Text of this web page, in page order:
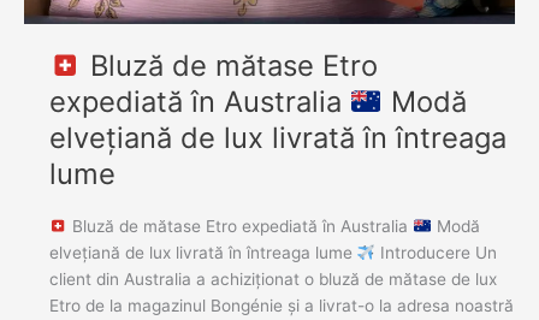
Bluză de mătase Etro
expediată în Australia
Modă
elvețiană de lux livrată în întreaga
lume
Bluză de mătase Etro expediată în Australia
Modă
elvețiană de lux livrată în întreaga lume
Introducere Un
client din Australia a achiziționat o bluză de mătase de lux
Etro de la magazinul Bongénie și a livrat-o la adresa noastră
livrată
întreaga